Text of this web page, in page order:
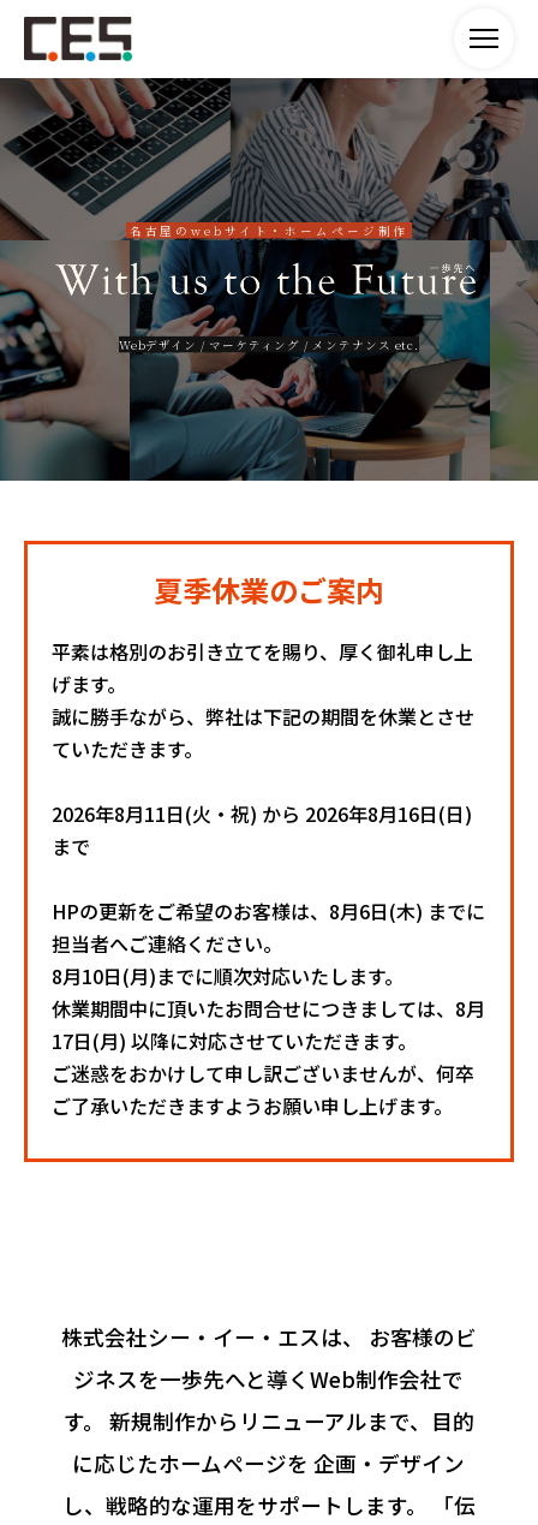
名古屋のwebサイト・ホームぺージ制作
Webデザイン / マーケティング / メンテナンス etc.
夏季休業のご案内
平素は格別のお引き立てを賜り、厚く御礼申し上
げます。
誠に勝手ながら、弊社は下記の期間を休業とさせ
ていただきます。
2026年8月11日(火・祝) から 2026年8月16日(日)
まで
HPの更新をご希望のお客様は、8月6日(木) までに
担当者へご連絡ください。
8月10日(月)までに順次対応いたします。
休業期間中に頂いたお問合せにつきましては、8月
17日(月) 以降に対応させていただきます。
ご迷惑をおかけして申し訳ございませんが、何卒
ご了承いただきますようお願い申し上げます。
株式会社シー・イー・エスは、
お客様のビ
ジネスを一歩先へと導くWeb制作会社で
す。
新規制作からリニューアルまで、目的
に応じたホームページを 企画・デザイン
し、戦略的な運用をサポートします。
「伝